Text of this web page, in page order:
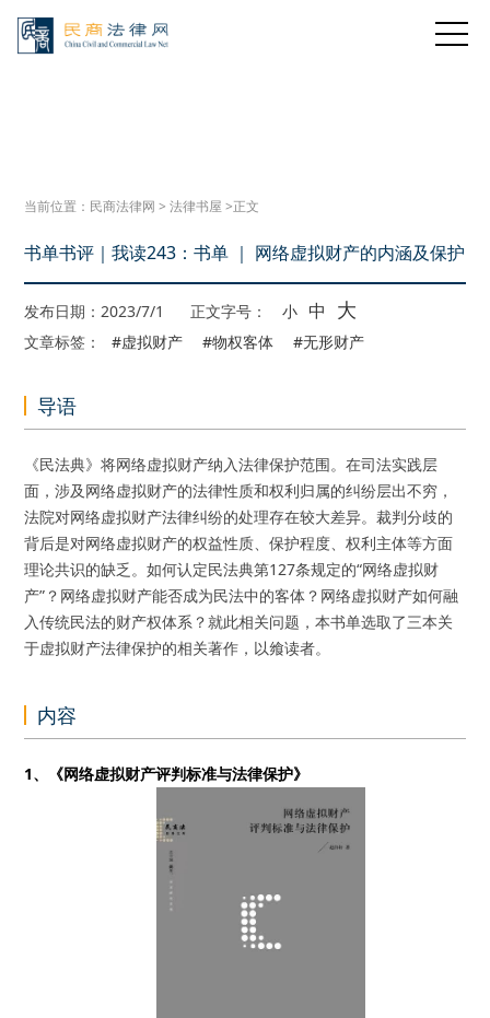
当前位置： 民商法律网 >法律书屋 >正文
书单书评｜我读243：书单 ｜ 网络虚拟财产的内涵及保护
发布日期：2023/7/1 正文字号： 小 中 大
文章标签： #虚拟财产 #物权客体 #无形财产
导语
《民法典》将网络虚拟财产纳入法律保护范围。在司法实践层
面，涉及网络虚拟财产的法律性质和权利归属的纠纷层出不穷，
法院对网络虚拟财产法律纠纷的处理存在较大差异。裁判分歧的
背后是对网络虚拟财产的权益性质、保护程度、权利主体等方面
理论共识的缺乏。如何认定民法典第127条规定的“网络虚拟财
产”？网络虚拟财产能否成为民法中的客体？网络虚拟财产如何融
入传统民法的财产权体系？就此相关问题，本书单选取了三本关
于虚拟财产法律保护的相关著作，以飨读者。
内容
1、《网络虚拟财产评判标准与法律保护》